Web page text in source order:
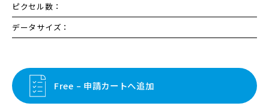
ピクセル数：
データサイズ：
Free – 申請カートへ追加